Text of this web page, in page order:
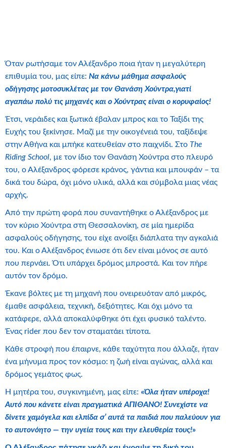
Όταν ρωτήσαμε τον Αλέξανδρο ποια ήταν η μεγαλύτερη
επιθυμία του, μας είπε: Να κάνω μάθημα ασφαλούς
οδήγησης μοτοσυκλέτας με τον Θανάση Χούντρα,γιατί
αγαπάω πολύ τις μηχανές και ο Χούντρας είναι ο κορυφαίος!
Έτσι, νεράιδες και ξωτικά έβαλαν μπρος και το Ταξίδι της
Ευχής του ξεκίνησε. Μαζί με την οικογένειά του, ταξίδεψε
στην Αθήνα και μπήκε κατευθείαν στο παιχνίδι. Στο The
Riding School, με τον ίδιο τον Θανάση Χούντρα στο πλευρό
του, ο Αλέξανδρος φόρεσε κράνος, γάντια και μπουφάν – τα
δικά του δώρα, όχι μόνο υλικά, αλλά και σύμβολα μιας νέας
αρχής.
Από την πρώτη φορά που συναντήθηκε ο Αλέξανδρος με
τον κύριο Χούντρα στη Θεσσαλονίκη, σε μία ημερίδα
ασφαλούς οδήγησης, του είχε ανοίξει διάπλατα την αγκαλιά
του. Και ο Αλέξανδρος ένιωσε ότι δεν είναι μόνος σε αυτό
που περνάει. Ότι υπάρχει δρόμος μπροστά. Και τον πήρε
αυτόν τον δρόμο.
Έκανε βόλτες με τη μηχανή που ονειρευόταν από μικρός,
έμαθε ασφάλεια, τεχνική, δεξιότητες. Και όχι μόνο τα
κατάφερε, αλλά αποκαλύφθηκε ότι έχει φυσικό ταλέντο.
Ένας rider που δεν τον σταματάει τίποτα.
Κάθε στροφή που έπαιρνε, κάθε ταχύτητα που άλλαζε, ήταν
ένα μήνυμα προς τον κόσμο: η ζωή είναι αγώνας, αλλά και
δρόμος γεμάτος φως.
Η μητέρα του, συγκινημένη, μας είπε: «Όλα ήταν υπέροχα!
Αυτό που κάνετε είναι πραγματικά ΑΠΙΘΑΝΟ! Συνεχίστε να
δίνετε χαμόγελα και ελπίδα σ’ αυτά τα παιδιά που παλεύουν για
το αυτονόητο — την υγεία τους και την ελευθερία τους!»